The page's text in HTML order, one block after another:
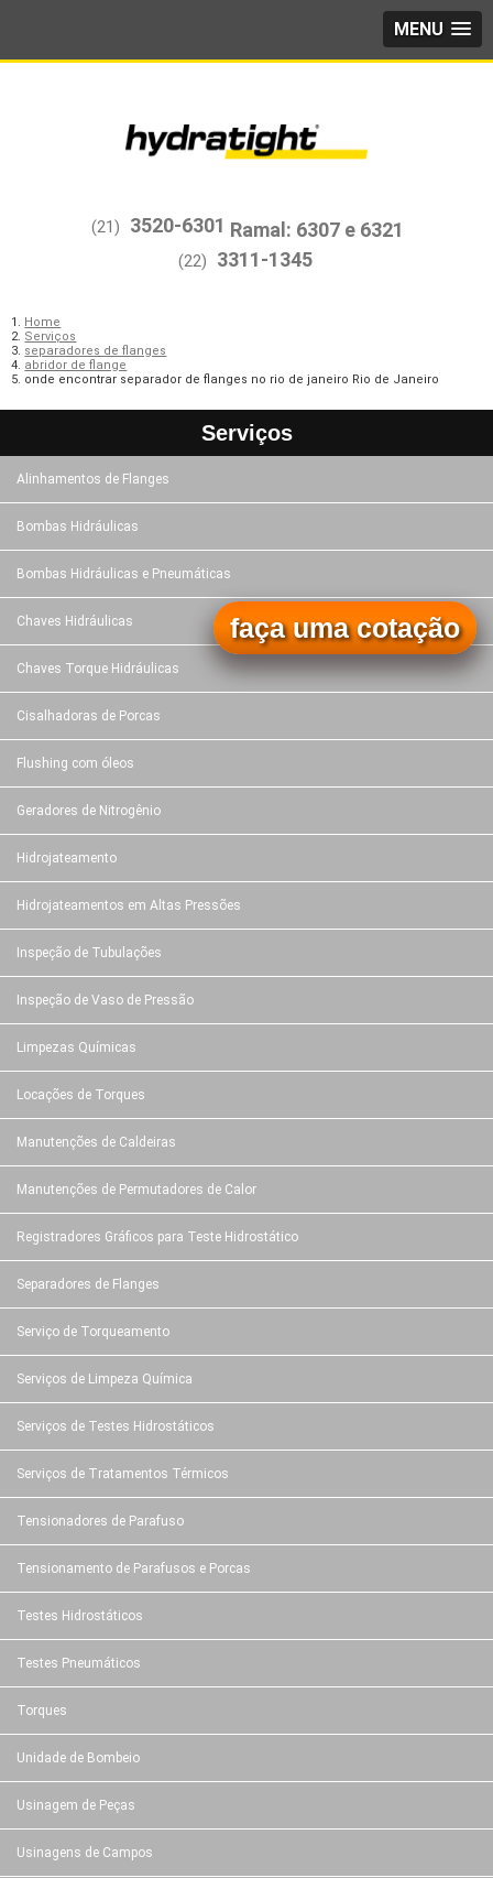
MENU
(21) 3520-6301
(22) 3311-1345
Home
Serviços
separadores de flanges
abridor de flange
onde encontrar separador de flanges no rio de janeiro Rio de Janeiro
Serviços
Alinhamentos de Flanges
Bombas Hidráulicas
Bombas Hidráulicas e Pneumáticas
Chaves Hidráulicas
Chaves Torque Hidráulicas
Cisalhadoras de Porcas
Flushing com óleos
Geradores de Nitrogênio
Hidrojateamento
Hidrojateamentos em Altas Pressões
Inspeção de Tubulações
Inspeção de Vaso de Pressão
Limpezas Químicas
Locações de Torques
Manutenções de Caldeiras
Manutenções de Permutadores de Calor
Registradores Gráficos para Teste Hidrostático
Separadores de Flanges
Serviço de Torqueamento
Serviços de Limpeza Química
Serviços de Testes Hidrostáticos
Serviços de Tratamentos Térmicos
Tensionadores de Parafuso
Tensionamento de Parafusos e Porcas
Testes Hidrostáticos
Testes Pneumáticos
Torques
Unidade de Bombeio
Usinagem de Peças
Usinagens de Campos
faça uma cotação